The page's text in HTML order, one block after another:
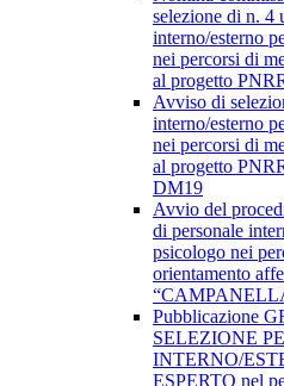
selezione di n. 4
interno/esterno
nei percorsi di
al progetto
Avviso di
interno/esterno
nei percorsi di
al progetto
DM19
Avvio del
di personale
psicologo nei
orientamento
Pubblicazione
SELEZIONE
INTERNO/
ESPERTO nel